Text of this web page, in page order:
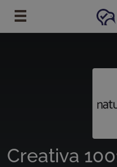
Passer au contenu principal